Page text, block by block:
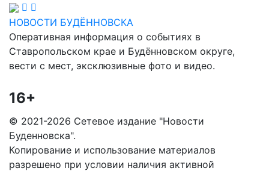
НОВОСТИ БУДЁННОВСКА
Оперативная информация о событиях в
Ставропольском крае и Будённовском округе,
вести с мест, эксклюзивные фото и видео.
16+
© 2021-2026 Сетевое издание "Новости
Буденновска".
Копирование и использование материалов
разрешено при условии наличия активной